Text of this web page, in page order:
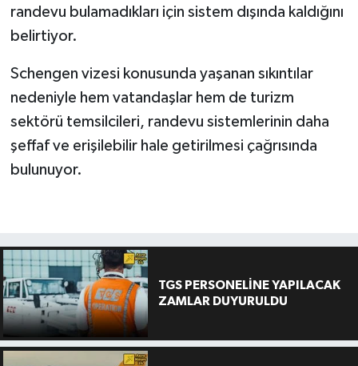
randevu bulamadıkları için sistem dışında kaldığını
belirtiyor.
Schengen vizesi konusunda yaşanan sıkıntılar
nedeniyle hem vatandaşlar hem de turizm
sektörü temsilcileri, randevu sistemlerinin daha
şeffaf ve erişilebilir hale getirilmesi çağrısında
bulunuyor.
TGS PERSONELİNE YAPILACAK
ZAMLAR DUYURULDU